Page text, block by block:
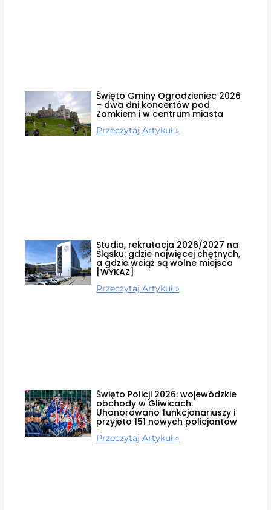
Święto Gminy Ogrodzieniec 2026
– dwa dni koncertów pod
Zamkiem i w centrum miasta
Przeczytaj Artykuł »
Studia, rekrutacja 2026/2027 na
Śląsku: gdzie najwięcej chętnych,
a gdzie wciąż są wolne miejsca
[WYKAZ]
Przeczytaj Artykuł »
Święto Policji 2026: wojewódzkie
obchody w Gliwicach.
Uhonorowano funkcjonariuszy i
przyjęto 151 nowych policjantów
Przeczytaj Artykuł »